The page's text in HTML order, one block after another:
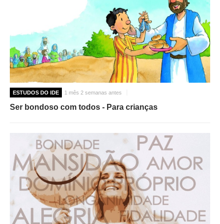
ESTUDOS DO IDE 1 mês 2 semanas antes
Ser bondoso com todos - Para crianças